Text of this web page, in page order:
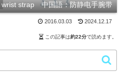
strap 中国語：防静电手腕带
2016.03.03 2024.12.17
この記事は約22分で読めます。